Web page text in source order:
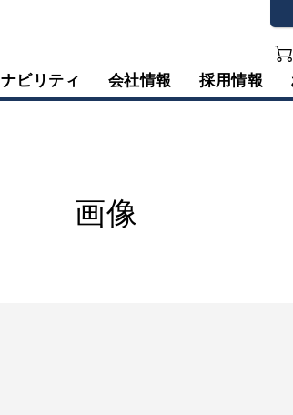
ビリティ 会社情報 採用情報
画像